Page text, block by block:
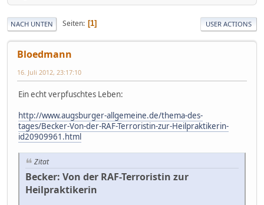
NACH UNTEN Seiten 1 USER ACTIONS
Bloedmann
16. Juli 2012, 23:17:10
Ein echt verpfuschtes Leben:
http://www.augsburger-allgemeine.de/thema-des-
tages/Becker-Von-der-RAF-Terroristin-zur-Heilpraktikerin-
id20909961.html
Zitat
Becker: Von der RAF-Terroristin zur
Heilpraktikerin